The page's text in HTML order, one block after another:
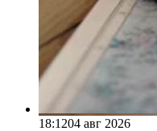
18:1204 авг 2026